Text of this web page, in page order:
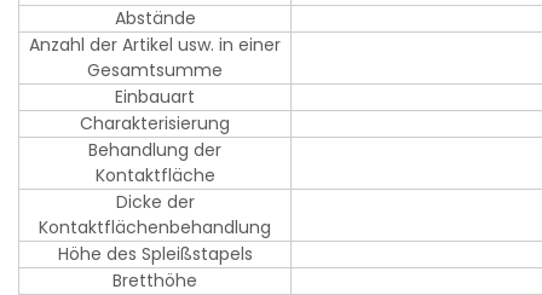
Abstände
Anzahl der Artikel usw. in einer
Gesamtsumme
Einbauart
Charakterisierung
Behandlung der
Kontaktfläche
Dicke der
Kontaktflächenbehandlung
Höhe des Spleißstapels
Bretthöhe